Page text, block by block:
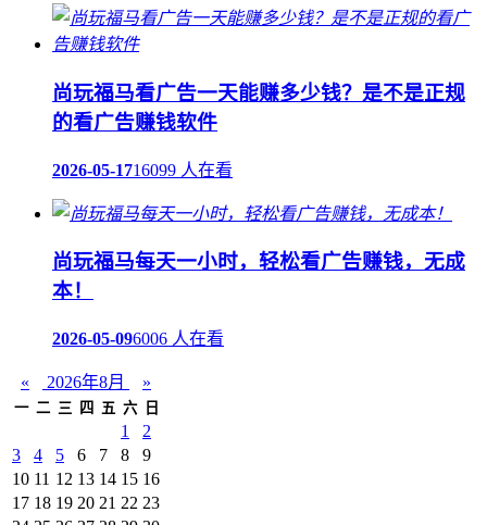
尚玩福马看广告一天能赚多少钱？是不是正规
的看广告赚钱软件
2026-05-1716099 人在看
尚玩福马每天一小时，轻松看广告赚钱，无成
本！
2026-05-096006 人在看
« 2026年8月 »
一 二 三 四 五 六 日
1
2
3
4 5 6 7 8
9
10 11 12 13 14 15 16
17 18 19 20 21 22 23